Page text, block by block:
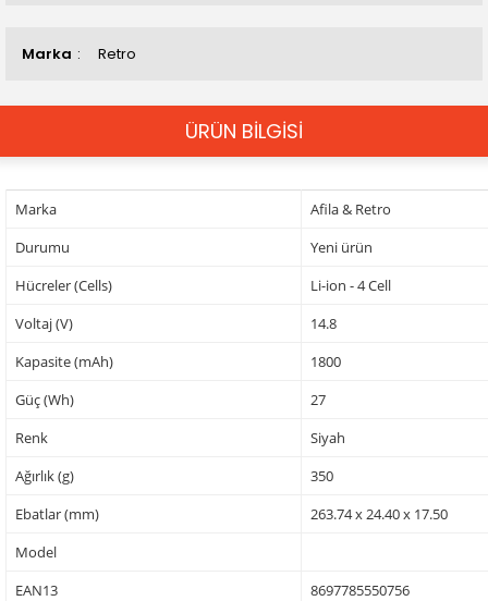
Marka Retro
ÜRÜN BİLGİSİ
Marka
Afila & Retro
Durumu
Yeni ürün
Hücreler (Cells)
Li-ion - 4 Cell
Voltaj (V)
14.8
Kapasite (mAh)
1800
Güç (Wh)
27
Renk
Siyah
Ağırlık (g)
350
Ebatlar (mm)
263.74 x 24.40 x 17.50
Model
EAN13
8697785550756